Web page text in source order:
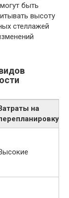
быть
высоту
стеллажей
на